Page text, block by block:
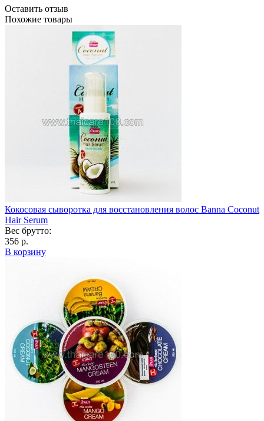
Оставить отзыв
Похожие товары
Кокосовая сыворотка для восстановления волос Banna Coconut
Hair Serum
Вес брутто:
356 р.
В корзину